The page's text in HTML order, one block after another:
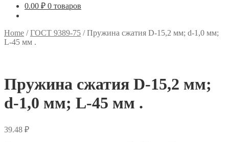
0.00 ₽ 0 товаров
Home /ГОСТ 9389-75 /Пружина сжатия D-15,2 мм; d-1,0 мм;
L-45 мм .
Пружина сжатия D-15,2 мм;
d-1,0 мм; L-45 мм .
39.48 ₽